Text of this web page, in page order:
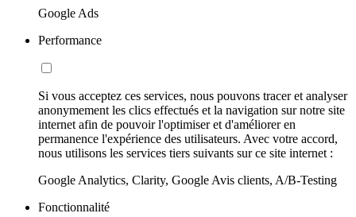
Google Ads
Performance
Si vous acceptez ces services, nous pouvons tracer et analyser
anonymement les clics effectués et la navigation sur notre site
internet afin de pouvoir l'optimiser et d'améliorer en
permanence l'expérience des utilisateurs. Avec votre accord,
nous utilisons les services tiers suivants sur ce site internet :
Google Analytics, Clarity, Google Avis clients, A/B-Testing
Fonctionnalité